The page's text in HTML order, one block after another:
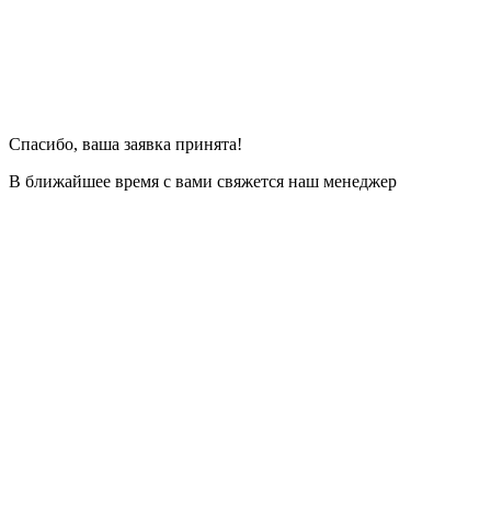
Спасибо, ваша заявка принята!
В ближайшее время с вами свяжется наш менеджер